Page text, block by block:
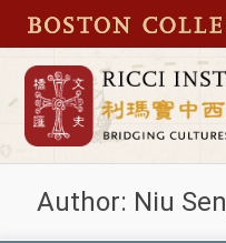
Author: Niu